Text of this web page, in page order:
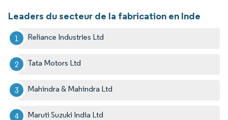
Leaders du secteur de la fabrication en Inde
Reliance Industries Ltd
Tata Motors Ltd
Mahindra & Mahindra Ltd
Maruti Suzuki India Ltd